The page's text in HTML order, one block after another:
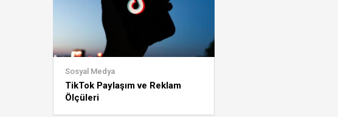
Sosyal Medya
TikTok Paylaşım ve Reklam
Ölçüleri